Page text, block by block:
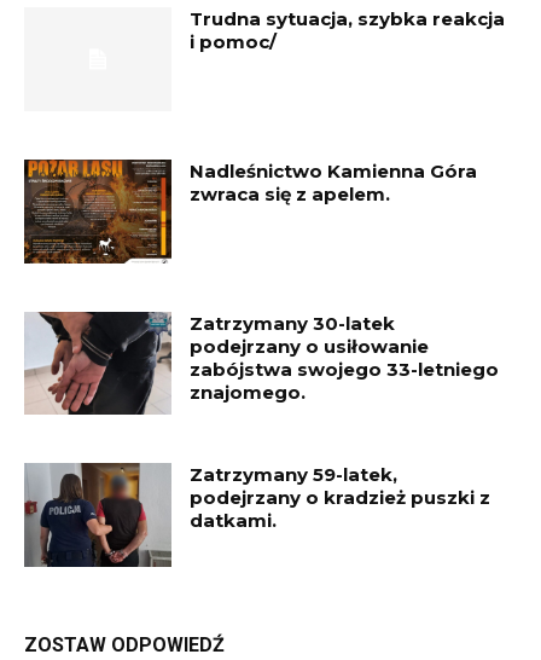
Trudna sytuacja, szybka reakcja
i pomoc/
Nadleśnictwo Kamienna Góra
zwraca się z apelem.
Zatrzymany 30-latek
podejrzany o usiłowanie
zabójstwa swojego 33-letniego
znajomego.
Zatrzymany 59-latek,
podejrzany o kradzież puszki z
datkami.
ZOSTAW ODPOWIEDŹ